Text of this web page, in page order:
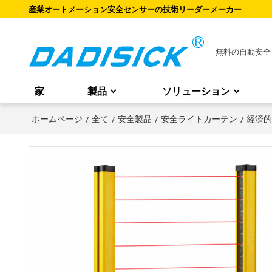
産業オートメーション安全センサーの技術リーダーメーカー
無料の自動安
家 製品 ソリューション
ホームページ / 全て / 安全製品 / 安全ライトカーテン / 経済